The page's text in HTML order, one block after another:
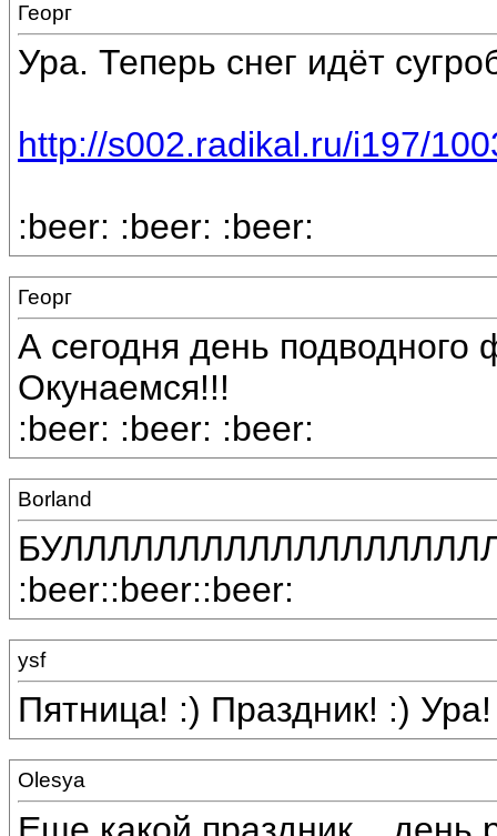
Георг
Ура. Теперь снег идёт
http://s002.radikal.ru/i197/
:beer: :beer: :beer:
Георг
А сегодня день подводного
Окунаемся!!!
:beer: :beer: :beer:
Borland
:beer::beer::beer:
ysf
Пятница! :) Праздник! :)
Olesya